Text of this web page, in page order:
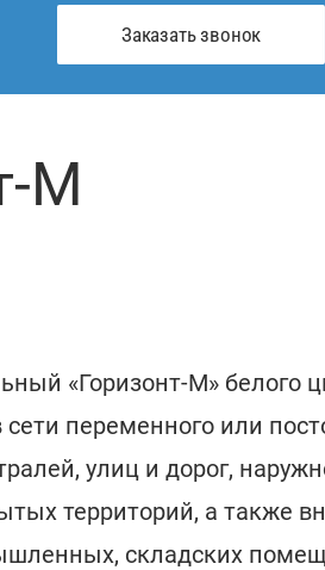
Заказать звонок
М
«Горизонт-М» белого
переменного или
улиц и дорог,
территорий, а также
складских